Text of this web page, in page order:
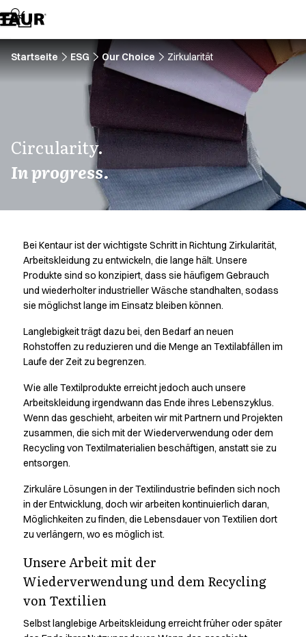
Sortiment
Hosen
Jacken
Kasacks
Kittel
Koch- & Servierhemden
Kopfbedeckungen
Poloshirts
Röcke
Sweatshirts
T-Shirts
Westen
Zubehoer
A-Collection
Basic White
Black Line
Blue Line
Color Line
Comfy Fit
Dark Rock
Essential Line
Hygienezertifiziert
Ocean Line
Oxford Shirts
Performance Line
Performance Suit
Pique Line
Raw
Rock Cross
Entdecken Sie unsere Neuheiten
Greif zu, bevor es zu spät ist
HoReCa
Startseite ESG Our Choice Zirkularität
Circularity.
In progress.
Bei Kentaur ist der wichtigste Schritt in Richtung Zirkularität,
Arbeitskleidung zu entwickeln, die lange hält. Unsere
Produkte sind so konzipiert, dass sie häufigem Gebrauch
und wiederholter industrieller Wäsche standhalten, sodass
sie möglichst lange im Einsatz bleiben können.
Langlebigkeit trägt dazu bei, den Bedarf an neuen
Rohstoffen zu reduzieren und die Menge an Textilabfällen im
Laufe der Zeit zu begrenzen.
Wie alle Textilprodukte erreicht jedoch auch unsere
Arbeitskleidung irgendwann das Ende ihres Lebenszyklus.
Wenn das geschieht, arbeiten wir mit Partnern und Projekten
zusammen, die sich mit der Wiederverwendung oder dem
Recycling von Textilmaterialien beschäftigen, anstatt sie zu
entsorgen.
Zirkuläre Lösungen in der Textilindustrie befinden sich noch
in der Entwicklung, doch wir arbeiten kontinuierlich daran,
Möglichkeiten zu finden, die Lebensdauer von Textilien dort
zu verlängern, wo es möglich ist.
Unsere Arbeit mit der
Wiederverwendung und dem Recycling
von Textilien
Selbst langlebige Arbeitskleidung erreicht früher oder später